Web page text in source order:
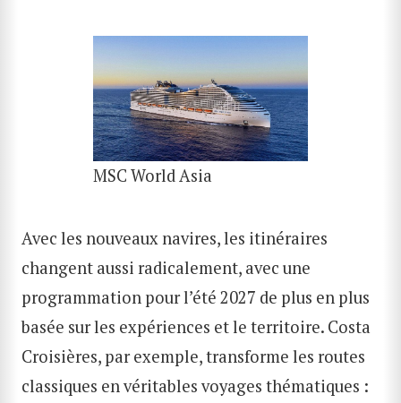
MSC World Asia
Avec les nouveaux navires, les itinéraires
changent aussi radicalement, avec une
programmation pour l’été 2027 de plus en plus
basée sur les expériences et le territoire. Costa
Croisières, par exemple, transforme les routes
classiques en véritables voyages thématiques :